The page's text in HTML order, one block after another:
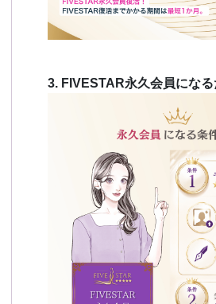
3. FIVESTAR永久会員にな